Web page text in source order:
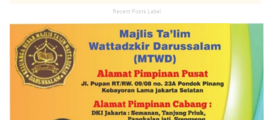
Recent Posts Label